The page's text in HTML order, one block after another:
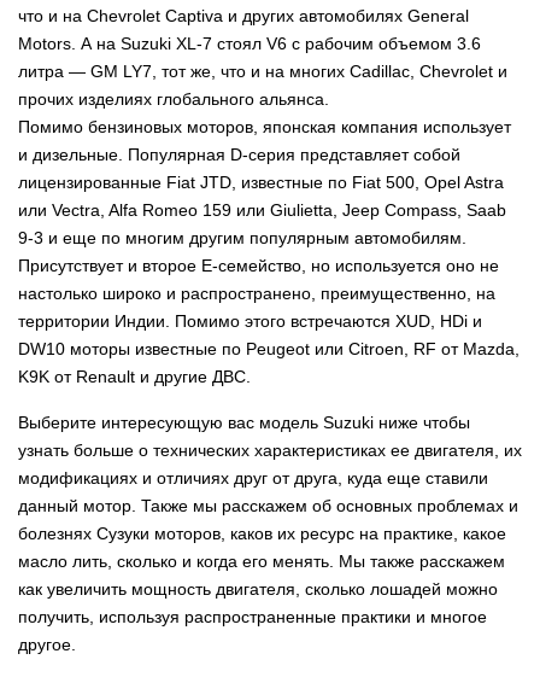
что и на Chevrolet Captiva и других автомобилях General
Motors. А на Suzuki XL-7 стоял V6 с рабочим объемом 3.6
литра — GM LY7, тот же, что и на многих Cadillac, Chevrolet и
прочих изделиях глобального альянса.
Помимо бензиновых моторов, японская компания использует
и дизельные. Популярная D-серия представляет собой
лицензированные Fiat JTD, известные по Fiat 500, Opel Astra
или Vectra, Alfa Romeo 159 или Giulietta, Jeep Compass, Saab
9-3 и еще по многим другим популярным автомобилям.
Присутствует и второе Е-семейство, но используется оно не
настолько широко и распространено, преимущественно, на
территории Индии. Помимо этого встречаются XUD, HDi и
DW10 моторы известные по Peugeot или Citroen, RF от Mazda,
K9K от Renault и другие ДВС.
Выберите интересующую вас модель Suzuki ниже чтобы
узнать больше о технических характеристиках ее двигателя, их
модификациях и отличиях друг от друга, куда еще ставили
данный мотор. Также мы расскажем об основных проблемах и
болезнях Сузуки моторов, каков их ресурс на практике, какое
масло лить, сколько и когда его менять. Мы также расскажем
как увеличить мощность двигателя, сколько лошадей можно
получить, используя распространенные практики и многое
другое.